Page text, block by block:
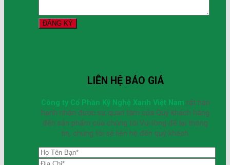
LIÊN HỆ BÁO GIÁ
Công ty Cổ Phần Kỹ Nghệ Xanh Việt Nam rất hân
hạnh nhận được sự quan tâm của Quý khách hàng
đến sản phẩm của chúng tôi.Vui lòng để lại thông
tin, chúng tôi sẽ liên hệ đến quý khách.